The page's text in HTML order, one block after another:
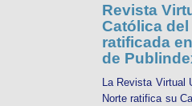
Revista
Católica del
ratificada
de
La Revista Virtual
Norte ratifica su